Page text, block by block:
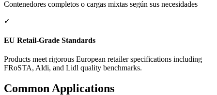
Contenedores completos o cargas mixtas según sus necesidades
✓
EU Retail-Grade Standards
Products meet rigorous European retailer specifications including
FRoSTA, Aldi, and Lidl quality benchmarks.
Common Applications